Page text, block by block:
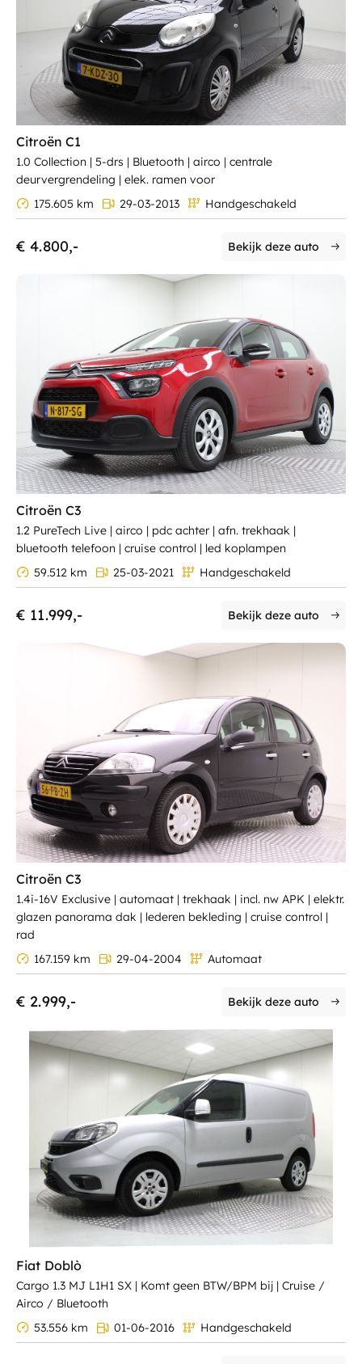
Citroën C1
1.0 Collection | 5-drs | Bluetooth | airco | centrale
deurvergrendeling | elek. ramen voor
175.605 km
29-03-2013 Handgeschakeld
€ 4.800,- Bekijk deze auto
Citroën C3
1.2 PureTech Live | airco | pdc achter | afn. trekhaak |
bluetooth telefoon | cruise control | led koplampen
59.512 km
25-03-2021 Handgeschakeld
€ 11.999,- Bekijk deze auto
Citroën C3
1.4i-16V Exclusive | automaat | trekhaak | incl. nw APK | elektr.
glazen panorama dak | lederen bekleding | cruise control |
rad
167.159 km
29-04-2004 Automaat
€ 2.999,- Bekijk deze auto
Fiat Doblò
Cargo 1.3 MJ L1H1 SX | Komt geen BTW/BPM bij | Cruise /
Airco / Bluetooth
53.556 km
01-06-2016 Handgeschakeld